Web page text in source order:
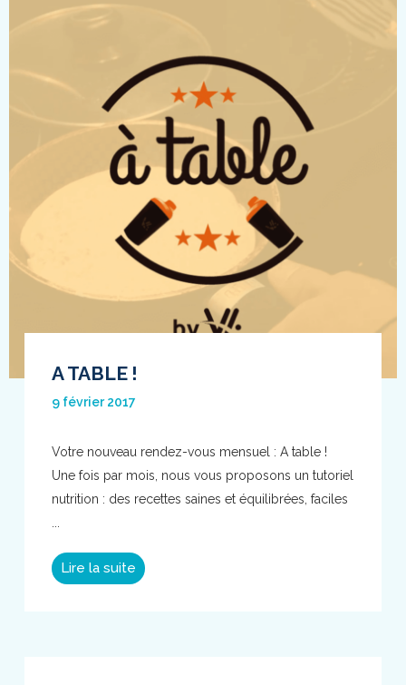
A TABLE !
9 février 2017
Votre nouveau rendez-vous mensuel : A table !
Une fois par mois, nous vous proposons un tutoriel
nutrition : des recettes saines et équilibrées, faciles
...
Lire la suite